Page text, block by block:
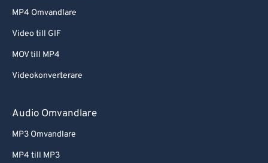
MP4 Omvandlare
Video till GIF
MOV till MP4
Videokonverterare
Audio Omvandlare
MP3 Omvandlare
MP4 till MP3